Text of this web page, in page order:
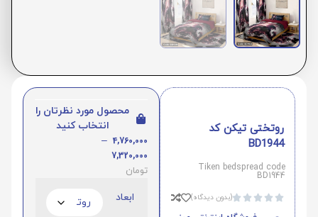
روتختی تیکن کد
BD1944
Tiken bedspread code
BD1944




(بدون دیدگاه)
محصول مورد نظرتان را
انتخاب کنید
4,760,000
–
7,320,000
تومان
ابعاد